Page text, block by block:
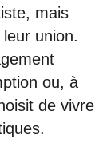
mais
union.
ou, à
de vivre